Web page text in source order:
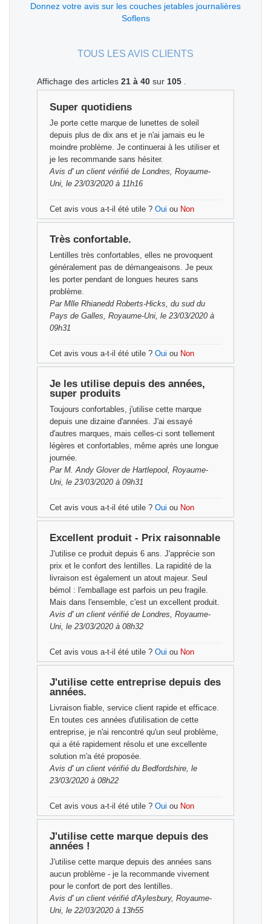
Donnez votre avis sur les couches jetables journalières
Soflens
TOUS LES AVIS CLIENTS
Affichage des articles 21 à 40 sur 105
Super quotidiens
Je porte cette marque de lunettes de soleil
depuis plus de dix ans et je n'ai jamais eu le
moindre problème. Je continuerai à les utiliser et
je les recommande sans hésiter.
Avis d' un client vérifié de Londres, Royaume-
Uni, le 23/03/2020 à 11h16
Cet avis vous a-t-il été utile ? Oui ou Non
Très confortable.
Lentilles très confortables, elles ne provoquent
généralement pas de démangeaisons. Je peux
les porter pendant de longues heures sans
problème.
Par Mlle Rhianedd Roberts-Hicks, du sud du
Pays de Galles, Royaume-Uni, le 23/03/2020 à
09h31
Cet avis vous a-t-il été utile ? Oui ou Non
Je les utilise depuis des années,
super produits
Toujours confortables, j'utilise cette marque
depuis une dizaine d'années. J'ai essayé
d'autres marques, mais celles-ci sont tellement
légères et confortables, même après une longue
journée.
Par M. Andy Gloverde Hartlepool, Royaume-
Uni, le 23/03/2020 à 09h31
Cet avis vous a-t-il été utile ? Oui ou Non
Excellent produit - Prix raisonnable
J'utilise ce produit depuis 6 ans. J'apprécie son
prix et le confort des lentilles. La rapidité de la
livraison est également un atout majeur. Seul
bémol : l'emballage est parfois un peu fragile.
Mais dans l'ensemble, c'est un excellent produit.
Avis d' un client vérifié de Londres, Royaume-
Uni, le 23/03/2020 à 08h32
Cet avis vous a-t-il été utile ? Oui ou Non
J'utilise cette entreprise depuis des
années.
Livraison fiable, service client rapide et efficace.
En toutes ces années d'utilisation de cette
entreprise, je n'ai rencontré qu'un seul problème,
qui a été rapidement résolu et une excellente
solution m'a été proposée.
Avis d' un client vérifié du Bedfordshire, le
23/03/2020 à 08h22
Cet avis vous a-t-il été utile ? Oui ou Non
J'utilise cette marque depuis des
années !
J'utilise cette marque depuis des années sans
aucun problème - je la recommande vivement
pour le confort de port des lentilles.
Avis d' un client vérifié d'Aylesbury, Royaume-
Uni, le 22/03/2020 à 13h55